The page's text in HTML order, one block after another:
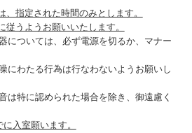
、指定された時間のみとします。
従うようお願いいたします。
については、必ず電源を切るか、マナー
にわたる行為は行なわないようお願いし
は特に認められた場合を除き、御遠慮く
入室願います。